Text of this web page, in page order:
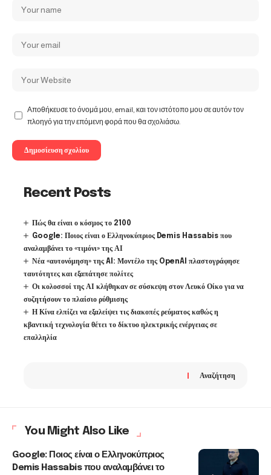
Αποθήκευσε το όνομά μου, email, και τον ιστότοπο μου σε αυτόν τον
πλοηγό για την επόμενη φορά που θα σχολιάσω.
Recent Posts
Πώς θα είναι ο κόσμος το 2100
Google: Ποιος είναι ο Ελληνοκύπριος Demis Hassabis που
αναλαμβάνει το «τιμόνι» της ΑΙ
Νέα «αυτονόμηση» της AI: Μοντέλο της OpenAI πλαστογράφησε
ταυτότητες και εξαπάτησε πολίτες
Οι κολοσσοί της ΑΙ κλήθηκαν σε σύσκεψη στον Λευκό Οίκο για να
συζητήσουν το πλαίσιο ρύθμισης
Η Κίνα ελπίζει να εξαλείψει τις διακοπές ρεύματος καθώς η
κβαντική τεχνολογία θέτει το δίκτυο ηλεκτρικής ενέργειας σε
επαλληλία
Αναζήτηση
You Might Also Like
Google: Ποιος είναι ο Ελληνοκύπριος
Demis Hassabis που αναλαμβάνει το